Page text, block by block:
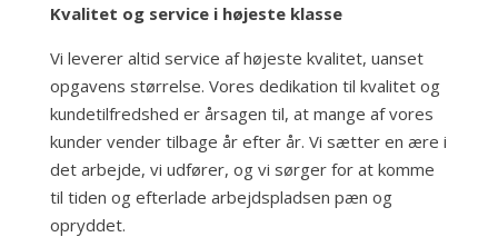
Kvalitet og service i højeste klasse
Vi leverer altid service af højeste kvalitet, uanset
opgavens størrelse. Vores dedikation til kvalitet og
kundetilfredshed er årsagen til, at mange af vores
kunder vender tilbage år efter år. Vi sætter en ære i
det arbejde, vi udfører, og vi sørger for at komme
til tiden og efterlade arbejdspladsen pæn og
opryddet.